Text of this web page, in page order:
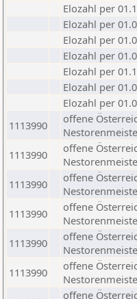
Elozahl per
Elozahl per
Elozahl per
Elozahl per
Elozahl per
Elozahl per
Elozahl per
1113990
offene
1113990
offene
1113990
offene
1113990
offene
1113990
offene
1113990
offene
offene